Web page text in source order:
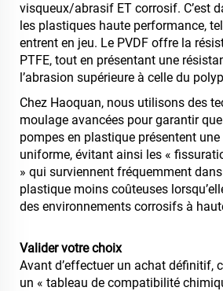
visqueux/abrasif ET corrosif. C’est
les plastiques haute performance,
entrent en jeu. Le PVDF offre la
PTFE, tout en présentant une
l’abrasion supérieure à celle du
Chez Haoquan, nous utilisons des
moulage avancées pour garantir
pompes en plastique présentent
uniforme, évitant ainsi les «
» qui surviennent fréquemment
plastique moins coûteuses
des environnements corrosifs à
Valider votre choix
Avant d’effectuer un achat définitif,
un « tableau de compatibilité